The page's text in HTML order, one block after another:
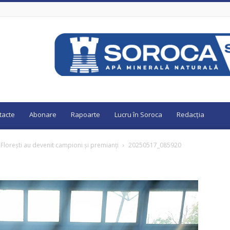
Abonare Rapoarte Lucru în Soroca Redacția
au devenit campioni și premianți 20250517_085920